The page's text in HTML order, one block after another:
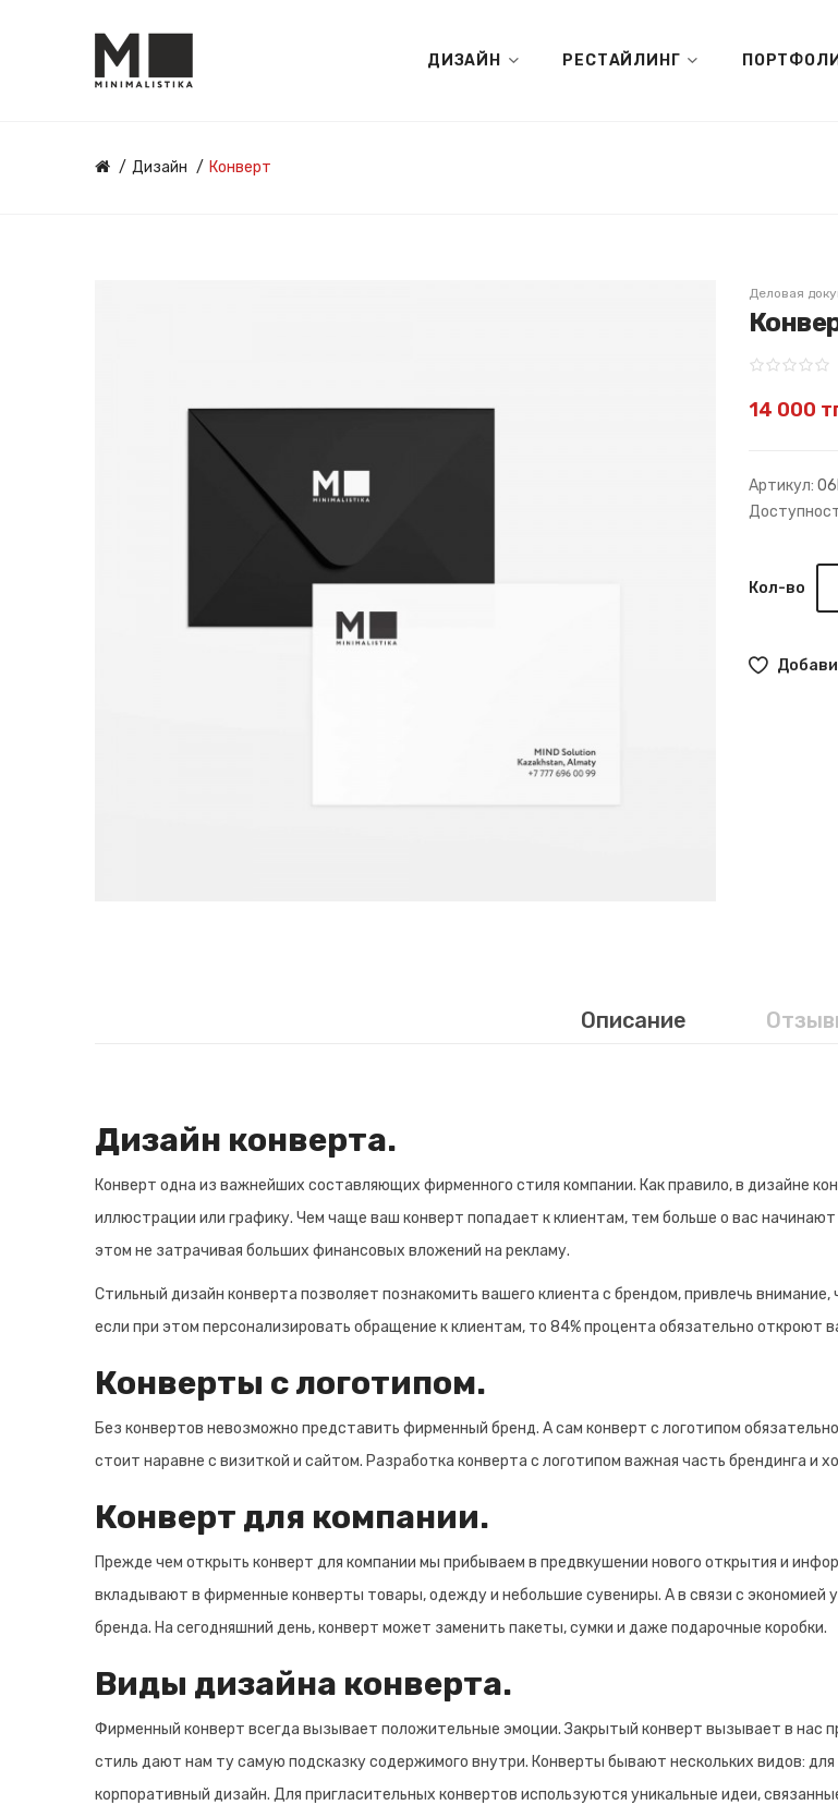
ДИЗАЙН РЕСТАЙЛИНГ
Дизайн Конверт
Деловая
14 000
Артикул:
Кол-во
Описание
Дизайн конверта.
Конверт одна из важнейших составляющих фирменного стиля компании. Как правило, в дизайне
иллюстрации или графику. Чем чаще ваш конверт попадает к клиентам, тем больше о вас
этом не затрачивая больших финансовых вложений на рекламу.
Стильный дизайн конверта позволяет познакомить вашего клиента с брендом, привлечь
если при этом персонализировать обращение к клиентам, то 84% процента обязательно откроют
Конверты с логотипом.
Без конвертов невозможно представить фирменный бренд. А сам конверт с логотипом
стоит наравне с визиткой и сайтом. Разработка конверта с логотипом важная часть брендинга и
Конверт для компании.
Прежде чем открыть конверт для компании мы прибываем в предвкушении нового открытия и
вкладывают в фирменные конверты товары, одежду и небольшие сувениры. А в связи с экономией
бренда. На сегодняшний день, конверт может заменить пакеты, сумки и даже подарочные коробки.
Виды дизайна конверта.
Фирменный конверт всегда вызывает положительные эмоции. Закрытый конверт вызывает в нас
стиль дают нам ту самую подсказку содержимого внутри. Конверты бывают нескольких видов:
корпоративный дизайн. Для пригласительных конвертов используются уникальные идеи,